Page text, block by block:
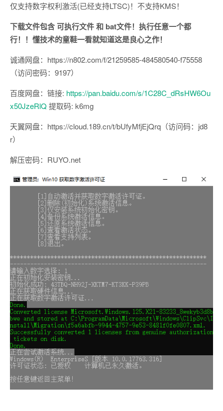
仅支持数字权利激活(已经支持LTSC)！不支持KMS！
下载文件包含 可执行文件 和 bat文件！执行任意一个都
行！！懂技术的童鞋一看就知道这是良心之作！
诚通网盘：https://n802.com/f/21259585-484580540-f75558
（访问密码：9197）
百度网盘：链接: https://pan.baidu.com/s/1C28C_dRsHW6Ou
x50JzeRlQ 提取码: k6mg
天翼网盘：https://cloud.189.cn/t/bUfyMfjEjQrq（访问码：jd8
r）
解压密码：RUYO.net